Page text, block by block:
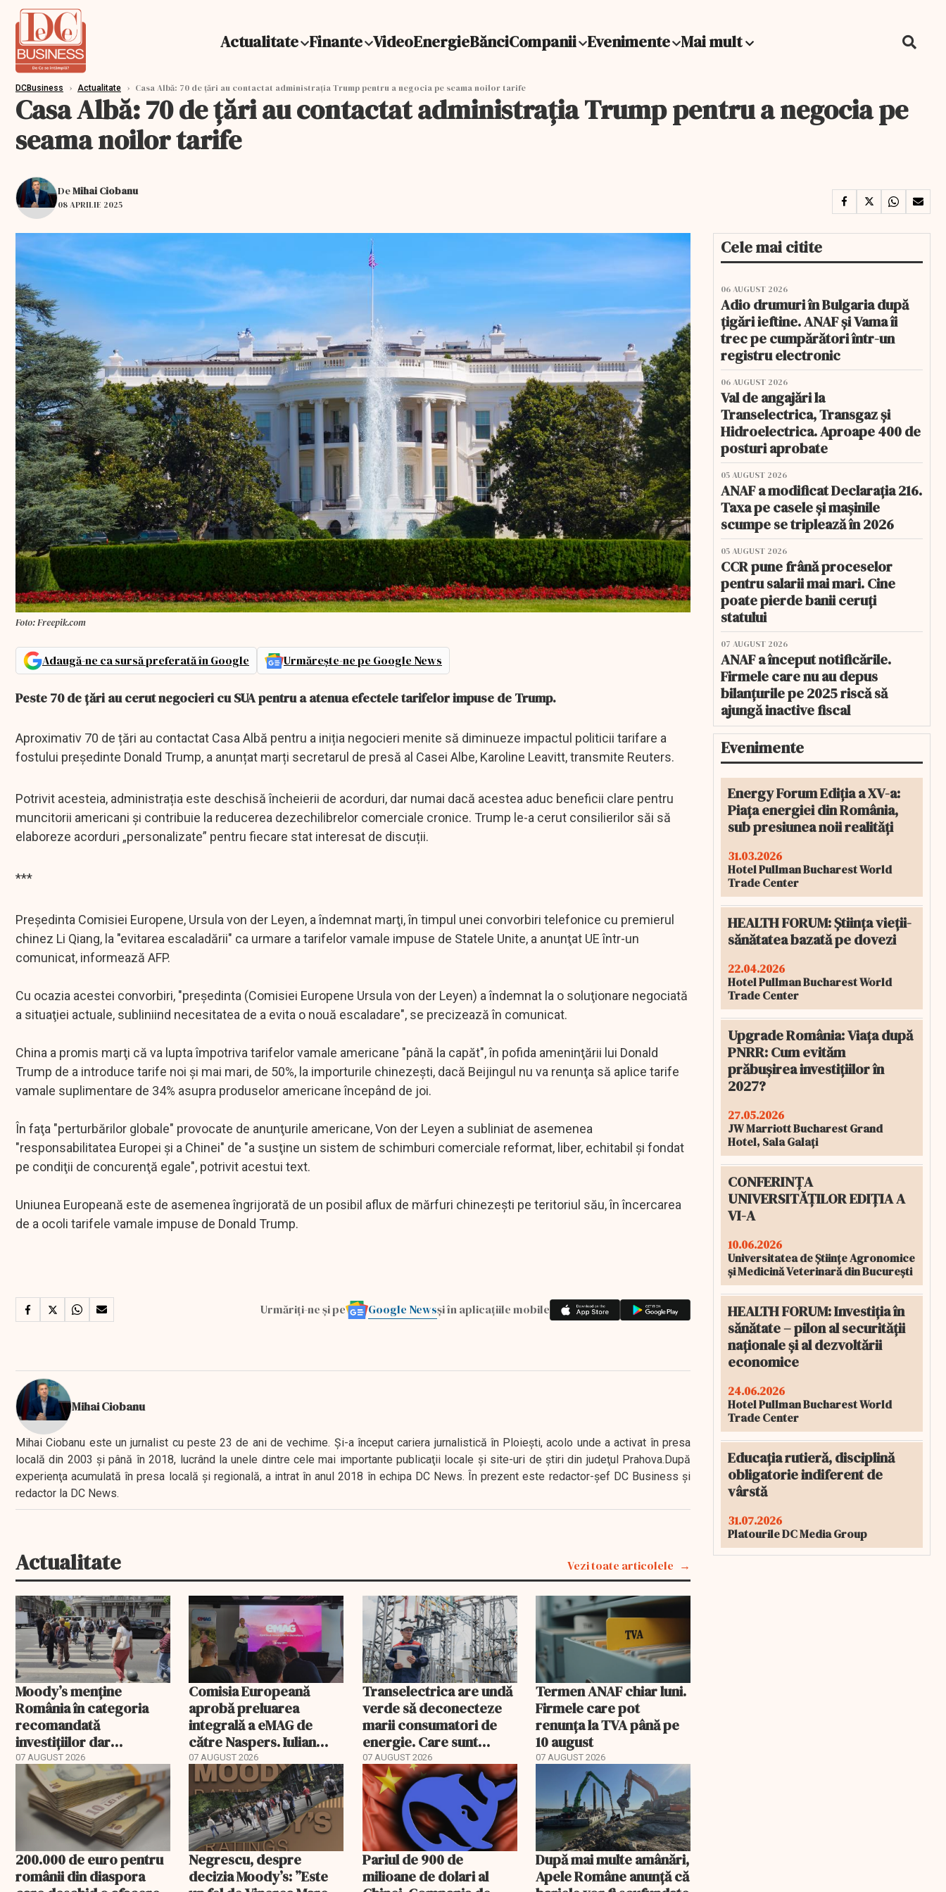
Actualitate Finante VideoEnergieBănciCompanii Evenimente Mai mult
DCBusiness › Actualitate › Casa Albă: 70 de ţări au contactat administraţia Trump pentru a negocia pe seama noilor tarife
Casa Albă: 70 de ţări au contactat administraţia Trump pentru a negocia pe
seama noilor tarife
DeMihai Ciobanu
08 APRILIE 2025
Foto: Freepik.com
Adaugă-ne ca sursă preferată în Google Urmărește-ne pe Google News
Peste 70 de țări au cerut negocieri cu SUA pentru a atenua efectele tarifelor impuse de Trump.
Aproximativ 70 de țări au contactat Casa Albă pentru a iniția negocieri menite să diminueze impactul politicii tarifare a
fostului președinte Donald Trump, a anunțat marți secretarul de presă al Casei Albe, Karoline Leavitt, transmite Reuters.
Potrivit acesteia, administrația este deschisă încheierii de acorduri, dar numai dacă acestea aduc beneficii clare pentru
muncitorii americani și contribuie la reducerea dezechilibrelor comerciale cronice. Trump le-a cerut consilierilor săi să
elaboreze acorduri „personalizate” pentru fiecare stat interesat de discuții.
***
Preşedinta Comisiei Europene, Ursula von der Leyen, a îndemnat marţi, în timpul unei convorbiri telefonice cu premierul
chinez Li Qiang, la "evitarea escaladării" ca urmare a tarifelor vamale impuse de Statele Unite, a anunţat UE într-un
comunicat, informează AFP.
Cu ocazia acestei convorbiri, "preşedinta (Comisiei Europene Ursula von der Leyen) a îndemnat la o soluţionare negociată
a situaţiei actuale, subliniind necesitatea de a evita o nouă escaladare", se precizează în comunicat.
China a promis marţi că va lupta împotriva tarifelor vamale americane "până la capăt", în pofida ameninţării lui Donald
Trump de a introduce tarife noi şi mai mari, de 50%, la importurile chinezeşti, dacă Beijingul nu va renunţa să aplice tarife
vamale suplimentare de 34% asupra produselor americane începând de joi.
În faţa "perturbărilor globale" provocate de anunţurile americane, Von der Leyen a subliniat de asemenea
"responsabilitatea Europei şi a Chinei" de "a susţine un sistem de schimburi comerciale reformat, liber, echitabil şi fondat
pe condiţii de concurenţă egale", potrivit acestui text.
Uniunea Europeană este de asemenea îngrijorată de un posibil aflux de mărfuri chinezeşti pe teritoriul său, în încercarea
de a ocoli tarifele vamale impuse de Donald Trump.
Urmăriți-ne și pe Google Newsși în aplicațiile mobile
Mihai Ciobanu
Mihai Ciobanu este un jurnalist cu peste 23 de ani de vechime. Şi-a început cariera jurnalistică în Ploieşti, acolo unde a activat în presa
locală din 2003 şi până în 2018, lucrând la unele dintre cele mai importante publicaţii locale şi site-uri de ştiri din judeţul Prahova.După
experienţa acumulată în presa locală şi regională, a intrat în anul 2018 în echipa DC News. În prezent este redactor-şef DC Business şi
redactor la DC News.
Actualitate Vezi toate articolele
Moody’s menține
România în categoria
recomandată
investițiilor dar
transmite un
avertisment
07 AUGUST 2026
Comisia Europeană
aprobă preluarea
integrală a eMAG de
către Naspers. Iulian
Stanciu iese din
acționariat
07 AUGUST 2026
Transelectrica are undă
verde să deconecteze
marii consumatori de
energie. Care sunt
condițiile
07 AUGUST 2026
Termen ANAF chiar luni.
Firmele care pot
renunța la TVA până pe
10 august
07 AUGUST 2026
200.000 de euro pentru
românii din diaspora
Negrescu, despre
decizia Moody’s: ”Este
Pariul de 900 de
milioane de dolari al
După mai multe amânări,
Apele Române anunță că
Cele mai citite
06 AUGUST 2026
Adio drumuri în Bulgaria după
țigări ieftine. ANAF și Vama îi
trec pe cumpărători într-un
registru electronic
06 AUGUST 2026
Val de angajări la
Transelectrica, Transgaz și
Hidroelectrica. Aproape 400 de
posturi aprobate
05 AUGUST 2026
ANAF a modificat Declarația 216.
Taxa pe casele și mașinile
scumpe se triplează în 2026
05 AUGUST 2026
CCR pune frână proceselor
pentru salarii mai mari. Cine
poate pierde banii ceruți
statului
07 AUGUST 2026
ANAF a început notificările.
Firmele care nu au depus
bilanțurile pe 2025 riscă să
ajungă inactive fiscal
Evenimente
Energy Forum Ediția a XV-a:
Piața energiei din România,
sub presiunea noii realități
31.03.2026
Hotel Pullman Bucharest World
Trade Center
HEALTH FORUM: Știința vieții-
sănătatea bazată pe dovezi
22.04.2026
Hotel Pullman Bucharest World
Trade Center
Upgrade România: Viața după
PNRR: Cum evităm
prăbușirea investițiilor în
2027?
27.05.2026
JW Marriott Bucharest Grand
Hotel, Sala Galați
CONFERINȚA
UNIVERSITĂȚILOR EDIȚIA A
VI-A
10.06.2026
Universitatea de Științe Agronomice
și Medicină Veterinară din București
HEALTH FORUM: Investiția în
sănătate – pilon al securității
naționale și al dezvoltării
economice
24.06.2026
Hotel Pullman Bucharest World
Trade Center
Educația rutieră, disciplină
obligatorie indiferent de
vârstă
31.07.2026
Platourile DC Media Group